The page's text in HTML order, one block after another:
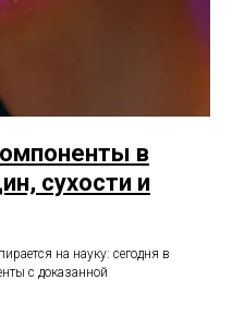
в
сухости и
на науку: сегодня в
с доказанной